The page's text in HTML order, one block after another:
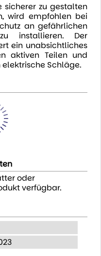
sicherer zu gestalten
wird empfohlen bei
an gefährlichen
installieren. Der
ein unabsichtliches
aktiven Teilen und
Schläge.
oder
verfügbar.